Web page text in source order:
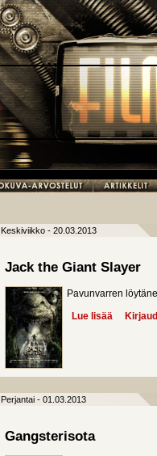
Keskiviikko - 20.03.2013
Jack the Giant Slayer
Pavunvarren
Lue lisää about
Perjantai - 01.03.2013
Gangsterisota